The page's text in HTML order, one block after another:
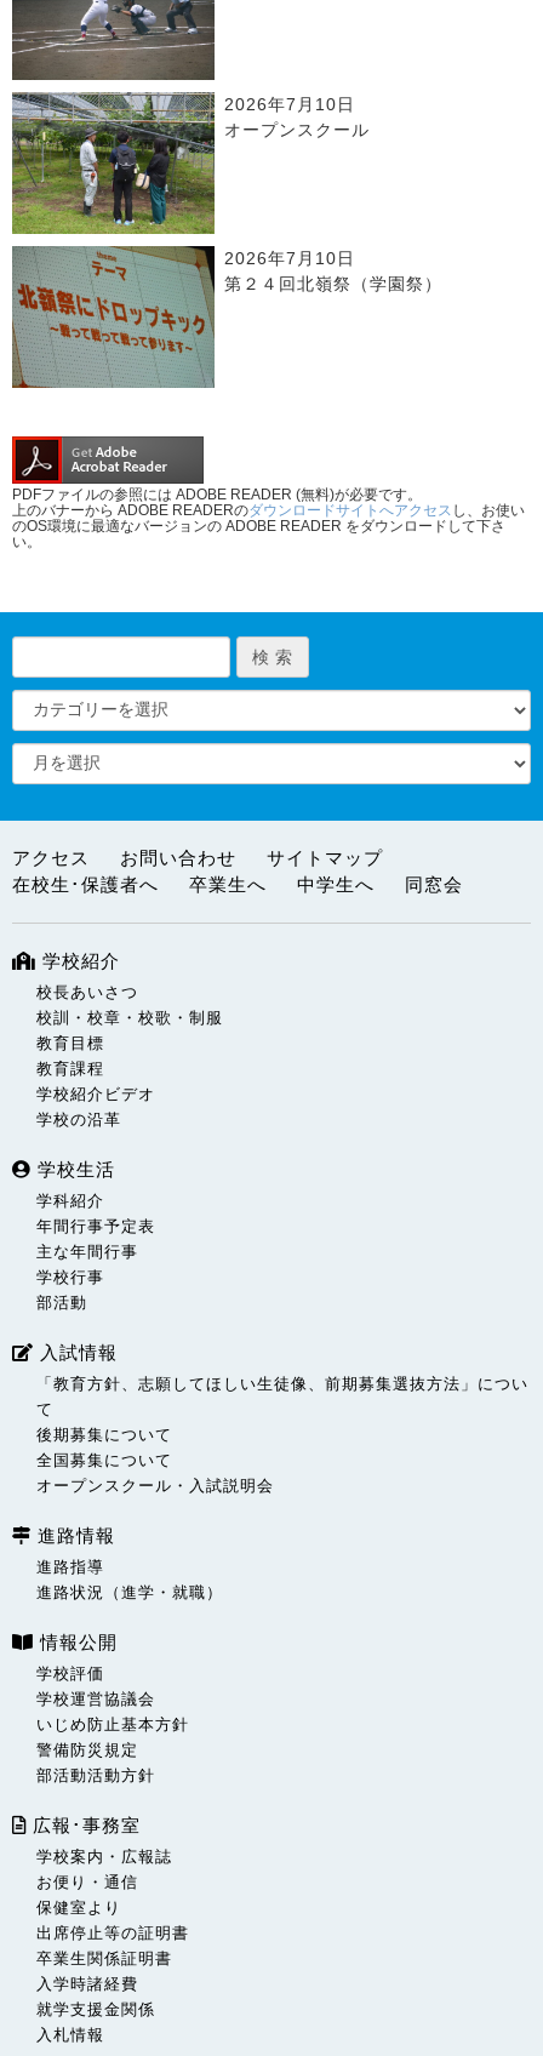
2026年7月10日
オープンスクール
2026年7月10日
第２４回北嶺祭（学園祭）
PDFファイルの参照には ADOBE READER (無料)が必要です。
上のバナーから ADOBE READERのダウンロードサイトへアクセス し、お使い
のOS環境に最適なバージョンの ADOBE READER をダウンロードして下さ
い。
アクセス お問い合わせ
サイトマップ
在校生･保護者へ
卒業生へ 中学生へ 同窓会
学校紹介
校長あいさつ
校訓・校章・校歌・制服
教育目標
教育課程
学校紹介ビデオ
学校の沿革
学校生活
学科紹介
年間行事予定表
主な年間行事
学校行事
部活動
入試情報
「教育方針、志願してほしい生徒像、前期募集選抜方法」につい
て
後期募集について
全国募集について
オープンスクール・入試説明会
進路情報
進路指導
進路状況（進学・就職）
情報公開
学校評価
学校運営協議会
いじめ防止基本方針
警備防災規定
部活動活動方針
広報･事務室
学校案内・広報誌
お便り・通信
保健室より
出席停止等の証明書
卒業生関係証明書
入学時諸経費
就学支援金関係
入札情報